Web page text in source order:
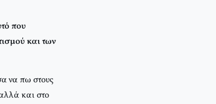
που
και των
να πω στους
και στο